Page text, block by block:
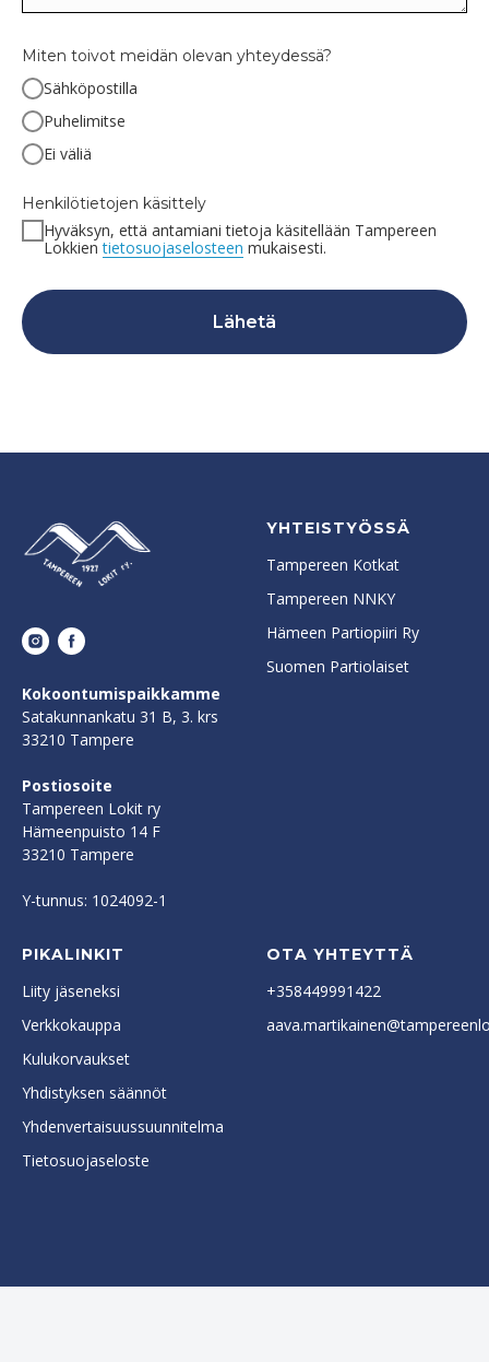
Miten toivot meidän olevan yhteydessä?
Sähköpostilla
Puhelimitse
Ei väliä
Henkilötietojen käsittely
Hyväksyn, että antamiani tietoja käsitellään Tampereen
Lokkientietosuojaselosteen mukaisesti.
Lähetä
Kokoontumispaikkamme
Satakunnankatu 31 B, 3. krs
33210 Tampere
Postiosoite
Tampereen Lokit ry
Hämeenpuisto 14 F
33210 Tampere
Y-tunnus: 1024092-1
YHTEISTYÖSSÄ
Tampereen Kotkat
Tampereen NNKY
Hämeen Partiopiiri Ry
Suomen Partiolaiset
PIKALINKIT
Liity jäseneksi
Verkkokauppa
Kulukorvaukset
Yhdistyksen säännöt
Yhdenvertaisuussuunnitelma
Tietosuojaseloste
OTA YHTEYTTÄ
+358449991422